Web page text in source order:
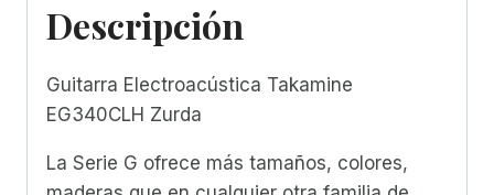
Descripción
Guitarra Electroacústica Takamine
EG340CLH Zurda
La Serie G ofrece más tamaños, colores,